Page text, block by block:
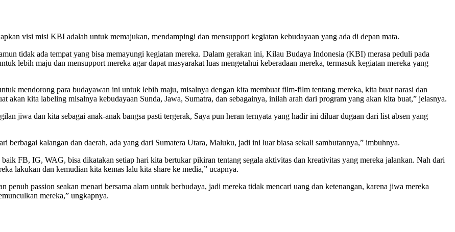
visi misi KBI adalah untuk memajukan, mendampingi dan mensupport kegiatan kebudayaan yang ada di depan mata.
tidak ada tempat yang bisa memayungi kegiatan mereka. Dalam gerakan ini, Kilau Budaya Indonesia (KBI) merasa peduli pada
lebih maju dan mensupport mereka agar dapat masyarakat luas mengetahui keberadaan mereka, termasuk kegiatan mereka yang
mendorong para budayawan ini untuk lebih maju, misalnya dengan kita membuat film-film tentang mereka, kita buat narasi dan
akan kita labeling misalnya kebudayaan Sunda, Jawa, Sumatra, dan sebagainya, inilah arah dari program yang akan kita buat,” jelasnya.
jiwa dan kita sebagai anak-anak bangsa pasti tergerak, Saya pun heran ternyata yang hadir ini diluar dugaan dari list absen yang
berbagai kalangan dan daerah, ada yang dari Sumatera Utara, Maluku, jadi ini luar biasa sekali sambutannya,” imbuhnya.
FB, IG, WAG, bisa dikatakan setiap hari kita bertukar pikiran tentang segala aktivitas dan kreativitas yang mereka jalankan. Nah dari
lakukan dan kemudian kita kemas lalu kita share ke media,” ucapnya.
penuh passion seakan menari bersama alam untuk berbudaya, jadi mereka tidak mencari uang dan ketenangan, karena jiwa mereka
mereka,” ungkapnya.